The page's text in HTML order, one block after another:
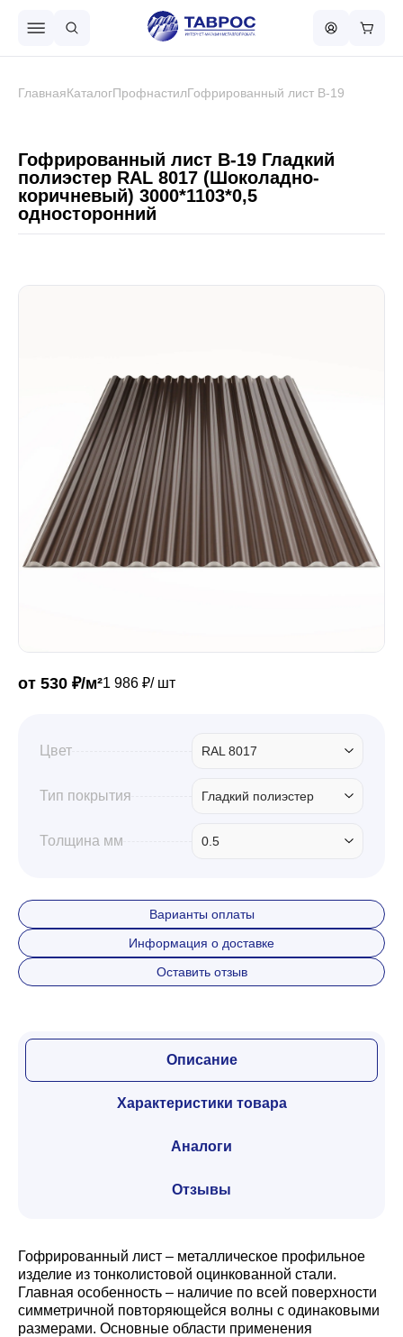
Металлочерепица
Сваи винтовые
Забор
Кровля
ГлавнаяКаталогПрофнастилГофрированный лист В-19
Гофрированный лист В-19 Гладкий
полиэстер RAL 8017 (Шоколадно-
коричневый) 3000*1103*0,5
односторонний
от 530 ₽/м²1 986 ₽/ шт
Цвет RAL 8017
Тип покрытия Гладкий полиэстер
Толщина мм 0.5
Варианты оплаты
Информация о доставке
Оставить отзыв
Описание
Характеристики товара
Аналоги
Отзывы
Гофрированный лист – металлическое профильное
изделие из тонколистовой оцинкованной стали.
Главная особенность – наличие по всей поверхности
симметричной повторяющейся волны с одинаковыми
размерами. Основные области применения